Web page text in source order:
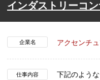
インダストリーコ
企業名 アクセンチ
仕事内容
下記のよう